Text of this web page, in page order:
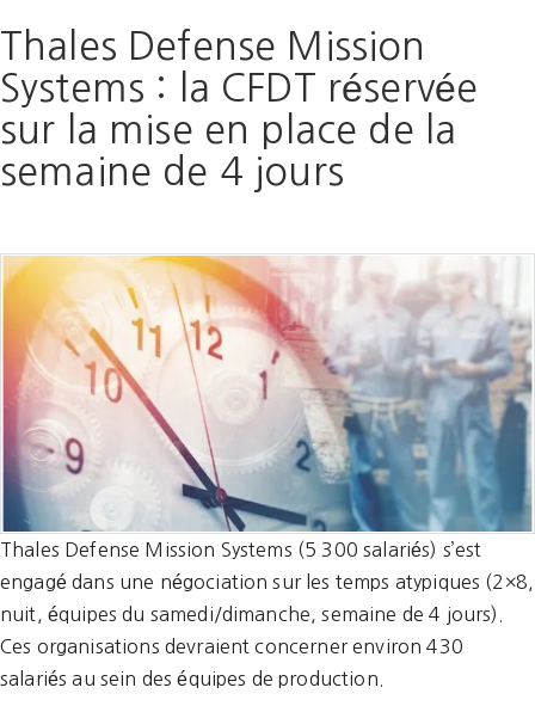
Thales Defense Mission
Systems : la CFDT réservée
sur la mise en place de la
semaine de 4 jours
Thales Defense Mission Systems (5 300 salariés) s’est
engagé dans une négociation sur les temps atypiques (2×8,
nuit, équipes du samedi/dimanche, semaine de 4 jours).
Ces organisations devraient concerner environ 430
salariés au sein des équipes de production.